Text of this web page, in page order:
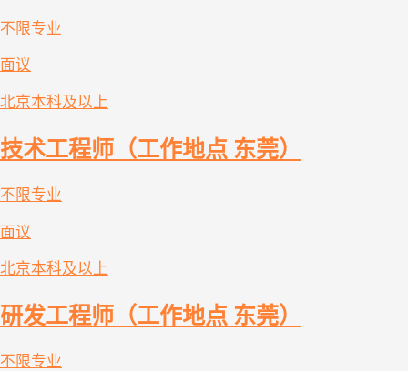
不限专业
面议
北京本科及以上
技术工程师（工作地点 东莞）
不限专业
面议
北京本科及以上
研发工程师（工作地点 东莞）
不限专业